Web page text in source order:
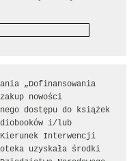
„Dofinansowania
nowości
dostępu do książek
i/lub
Interwencji
uzyskała środki